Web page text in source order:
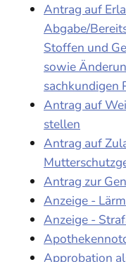
Antrag auf
Abgabe/
Stoffen und
sowie
sachkundigen
Antrag auf
stellen
Antrag auf
Antrag zur
Anzeige -
Anzeige -
Approbation